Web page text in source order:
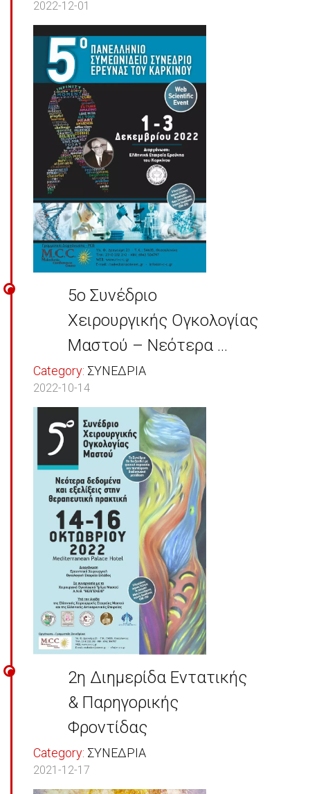
2022-12-01
5ο Συνέδριο
Χειρουργικής Ογκολογίας
Μαστού – Νεότερα ...
Category: ΣΥΝΕΔΡΙΑ
2022-10-14
2η Διημερίδα Εντατικής
& Παρηγορικής
Φροντίδας
Category: ΣΥΝΕΔΡΙΑ
2021-12-17